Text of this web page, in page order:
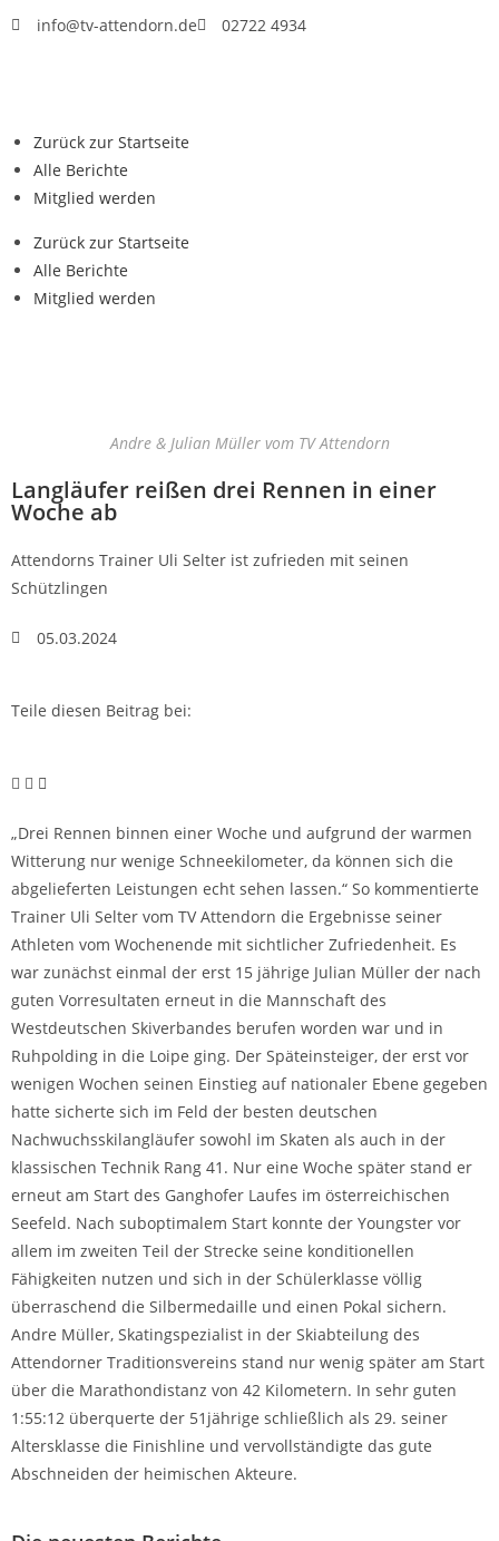
info@tv-attendorn.de 02722 4934
Zurück zur Startseite
Alle Berichte
Mitglied werden
Zurück zur Startseite
Alle Berichte
Mitglied werden
Langläufer reißen drei Rennen in einer
Woche ab
Attendorns Trainer Uli Selter ist zufrieden mit seinen
Schützlingen
05.03.2024
Teile diesen Beitrag bei:
Andre & Julian Müller vom TV Attendorn
„Drei Rennen binnen einer Woche und aufgrund der warmen
Witterung nur wenige Schneekilometer, da können sich die
abgelieferten Leistungen echt sehen lassen.“ So kommentierte
Trainer Uli Selter vom TV Attendorn die Ergebnisse seiner
Athleten vom Wochenende mit sichtlicher Zufriedenheit. Es
war zunächst einmal der erst 15 jährige Julian Müller der nach
guten Vorresultaten erneut in die Mannschaft des
Westdeutschen Skiverbandes berufen worden war und in
Ruhpolding in die Loipe ging. Der Späteinsteiger, der erst vor
wenigen Wochen seinen Einstieg auf nationaler Ebene gegeben
hatte sicherte sich im Feld der besten deutschen
Nachwuchsskilangläufer sowohl im Skaten als auch in der
klassischen Technik Rang 41. Nur eine Woche später stand er
erneut am Start des Ganghofer Laufes im österreichischen
Seefeld. Nach suboptimalem Start konnte der Youngster vor
allem im zweiten Teil der Strecke seine konditionellen
Fähigkeiten nutzen und sich in der Schülerklasse völlig
überraschend die Silbermedaille und einen Pokal sichern.
Andre Müller, Skatingspezialist in der Skiabteilung des
Attendorner Traditionsvereins stand nur wenig später am Start
über die Marathondistanz von 42 Kilometern. In sehr guten
1:55:12 überquerte der 51jährige schließlich als 29. seiner
Altersklasse die Finishline und vervollständigte das gute
Abschneiden der heimischen Akteure.